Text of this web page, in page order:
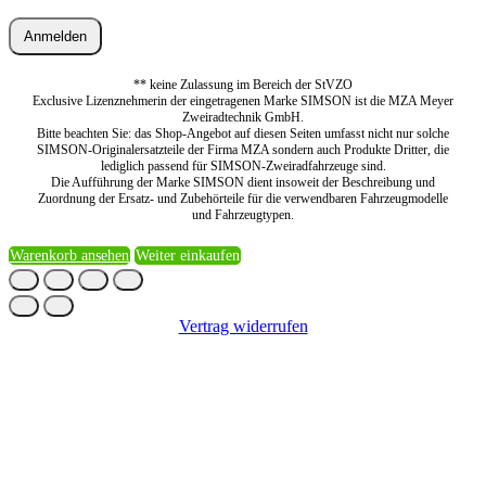
Anmelden
** keine Zulassung im Bereich der StVZO
Exclusive Lizenznehmerin der eingetragenen Marke SIMSON ist die MZA Meyer
Zweiradtechnik GmbH.
Bitte beachten Sie: das Shop-Angebot auf diesen Seiten umfasst nicht nur solche
SIMSON-Originalersatzteile der Firma MZA sondern auch Produkte Dritter, die
lediglich passend für SIMSON-Zweiradfahrzeuge sind.
Die Aufführung der Marke SIMSON dient insoweit der Beschreibung und
Zuordnung der Ersatz- und Zubehörteile für die verwendbaren Fahrzeugmodelle
und Fahrzeugtypen.
Warenkorb ansehen Weiter einkaufen
Vertrag widerrufen